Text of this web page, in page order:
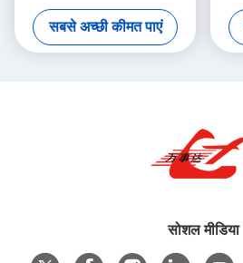
एल्यूमीनियम स्क्रैप संपीड़न के लिए
सबसे अच्छी कीमत पाएं
सोशल मीडिया